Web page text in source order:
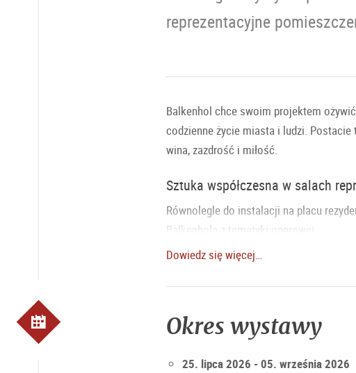
reprezentacyjne
Balkenhol chce swoim projektem
codzienne życie miasta i ludzi.
wina, zazdrość i miłość.
Sztuka współczesna w salach
Równolegle do instalacji na placu
Balkenhola z tematyki operowej.
25.7.2026 – 5.9.2026 | Plac rezydencyjny
27.7.2026 – 5.10.2026 | Sale
We współpracy z Fundacją Sztuka i
Dowiedz się więcej…
Okres wystawy
25. lipca 2026 - 05. września 2026